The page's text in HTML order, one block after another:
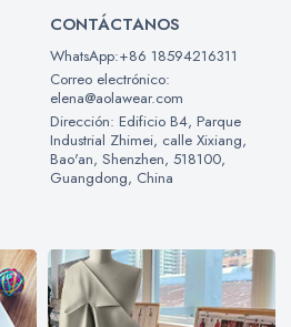
CONTÁCTANOS
WhatsApp:+86 18594216311
Correo electrónico:
elena@aolawear.com
Dirección: Edificio B4, Parque
Industrial Zhimei, calle Xixiang,
Bao'an, Shenzhen, 518100,
Guangdong, China